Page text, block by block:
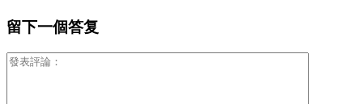
留下一個答复